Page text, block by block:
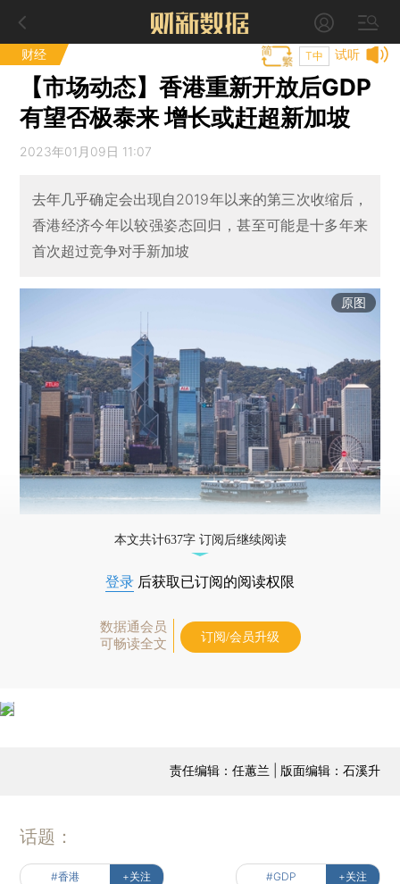
财经 试听
T中
【市场动态】香港重新开放后GDP
有望否极泰来 增长或赶超新加坡
2023年01月09日 11:07
去年几乎确定会出现自2019年以来的第三次收缩后，
香港经济今年以较强姿态回归，甚至可能是十多年来
首次超过竞争对手新加坡
原图
本文共计637字 订阅后继续阅读
登录 后获取已订阅的阅读权限
数据通会员
可畅读全文
订阅/会员升级
责任编辑：任蕙兰 | 版面编辑：石溪升
话题：
#香港 +关注 #GDP +关注